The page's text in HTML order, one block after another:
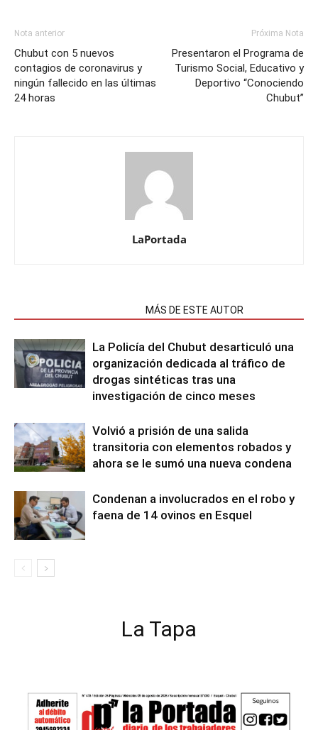
Nota anterior
Chubut con 5 nuevos
contagios de coronavirus y
ningún fallecido en las últimas
24 horas
Próxima Nota
Presentaron el Programa de
Turismo Social, Educativo y
Deportivo “Conociendo
Chubut”
LaPortada
MÁS DE ESTE AUTOR
La Policía del Chubut desarticuló una
organización dedicada al tráfico de
drogas sintéticas tras una
investigación de cinco meses
Volvió a prisión de una salida
transitoria con elementos robados y
ahora se le sumó una nueva condena
Condenan a involucrados en el robo y
faena de 14 ovinos en Esquel
La Tapa